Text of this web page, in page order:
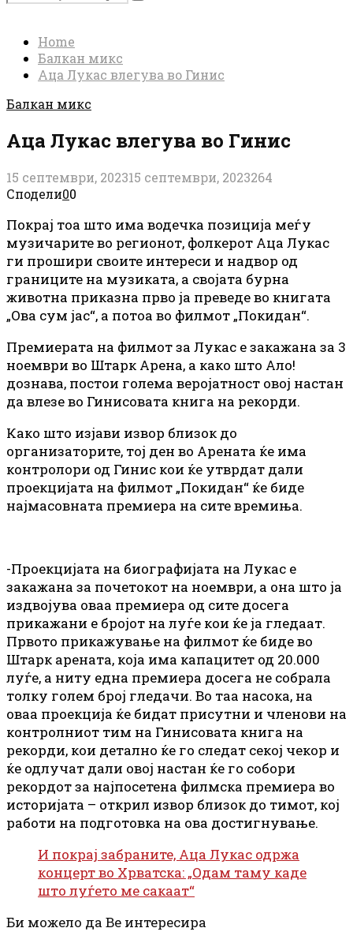
for:
Search
Home
Балкан микс
Аца Лукас влегува во Гинис
Балкан микс
Аца Лукас влегува во Гинис
15 септември, 202315 септември, 2023264
Сподели00
Покрај тоа што има водечка позиција меѓу
музичарите во регионот, фолкерот Аца Лукас
ги прошири своите интереси и надвор од
границите на музиката, а својата бурна
животна приказна прво ја преведе во книгата
„Ова сум јас“, а потоа во филмот „Покидан“.
Премиерата на филмот за Лукас е закажана за 3
ноември во Штарк Арена, а како што Ало!
дознава, постои голема веројатност овој настан
да влезе во Гинисовата книга на рекорди.
Како што изјави извор близок до
организаторите, тој ден во Арената ќе има
контролори од Гинис кои ќе утврдат дали
проекцијата на филмот „Покидан“ ќе биде
најмасовната премиера на сите времиња.
-Проекцијата на биографијата на Лукас е
закажана за почетокот на ноември, а она што ја
издвојува оваа премиера од сите досега
прикажани е бројот на луѓе кои ќе ја гледаат.
Првото прикажување на филмот ќе биде во
Штарк арената, која има капацитет од 20.000
луѓе, а ниту една премиера досега не собрала
толку голем број гледачи. Во таа насока, на
оваа проекција ќе бидат присутни и членови на
контролниот тим на Гинисовата книга на
рекорди, кои детално ќе го следат секој чекор и
ќе одлучат дали овој настан ќе го собори
рекордот за најпосетена филмска премиера во
историјата – открил извор близок до тимот, кој
работи на подготовка на ова достигнување.
И покрај забраните, Аца Лукас одржа
концерт во Хрватска: „Одам таму каде
што луѓето ме сакаат“
Би можело да Ве интересира